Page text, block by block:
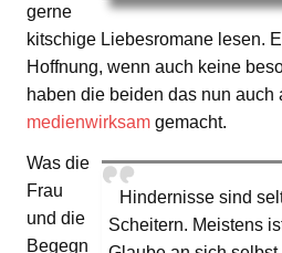
gerne
kitschige Liebesromane lesen.
Hoffnung, wenn auch keine
haben die beiden das nun auch
medienwirksam gemacht.
Hindernisse sind
Scheitern. Meistens
Was die
Frau
und die
Begegn